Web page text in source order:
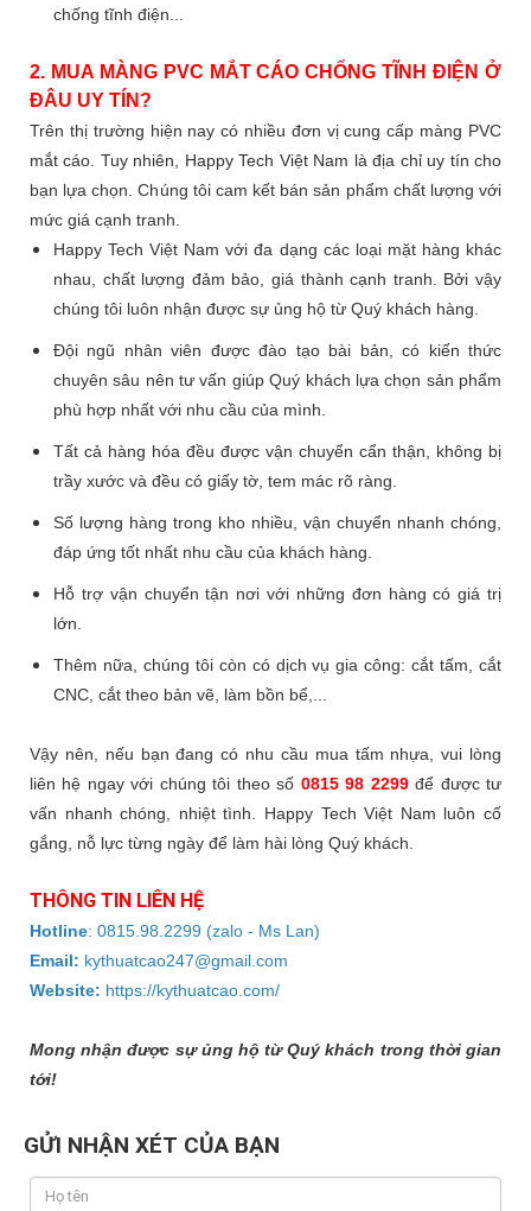
chống tĩnh điện...
2. MUA MÀNG PVC MẮT CÁO CHỐNG TĨNH ĐIỆN Ở
ĐÂU UY TÍN?
Trên thị trường hiện nay có nhiều đơn vị cung cấp màng PVC
mắt cáo. Tuy nhiên, Happy Tech Việt Nam là địa chỉ uy tín cho
bạn lựa chọn. Chúng tôi cam kết bán sản phẩm chất lượng với
mức giá cạnh tranh.
Happy Tech Việt Nam với đa dạng các loại mặt hàng khác
nhau, chất lượng đảm bảo, giá thành cạnh tranh. Bởi vậy
chúng tôi luôn nhận được sự ủng hộ từ Quý khách hàng.
Đội ngũ nhân viên được đào tạo bài bản, có kiến thức
chuyên sâu nên tư vấn giúp Quý khách lựa chọn sản phẩm
phù hợp nhất với nhu cầu của mình.
Tất cả hàng hóa đều được vận chuyển cẩn thận, không bị
trầy xước và đều có giấy tờ, tem mác rõ ràng.
Số lượng hàng trong kho nhiều, vận chuyển nhanh chóng,
đáp ứng tốt nhất nhu cầu của khách hàng.
Hỗ trợ vận chuyển tận nơi với những đơn hàng có giá trị
lớn.
Thêm nữa, chúng tôi còn có dịch vụ gia công: cắt tấm, cắt
CNC, cắt theo bản vẽ, làm bồn bể,...
Vậy nên, nếu bạn đang có nhu cầu mua tấm nhựa, vui lòng
liên hệ ngay với chúng tôi theo số 0815 98 2299 để được tư
vấn nhanh chóng, nhiệt tình. Happy Tech Việt Nam luôn cố
gắng, nỗ lực từng ngày để làm hài lòng Quý khách.
THÔNG TIN LIÊN HỆ
Hotline: 0815.98.2299 (zalo - Ms Lan)
Email: kythuatcao247@gmail.com
Website: https://kythuatcao.com/
Mong nhận được sự ủng hộ từ Quý khách trong thời gian
tới!
GỬI NHẬN XÉT CỦA BẠN